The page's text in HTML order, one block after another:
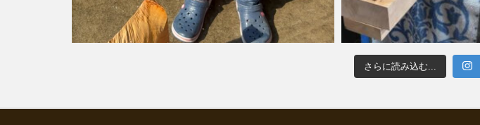
さらに読み込む...